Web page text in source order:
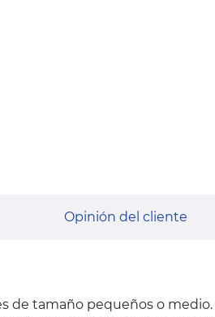
Opinión del cliente
de tamaño pequeños o